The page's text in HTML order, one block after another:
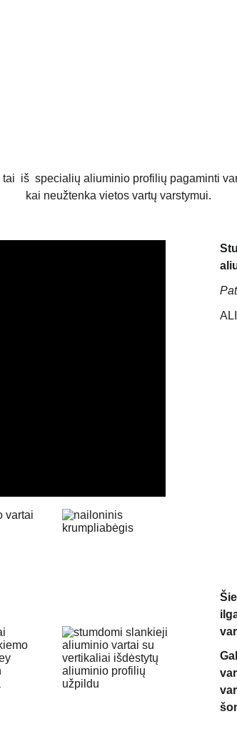
iš  specialių aliuminio profilių pagaminti
kai neužtenka vietos vartų varstymui.